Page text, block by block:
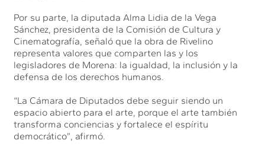
Por su parte, la diputada Alma Lidia de la Vega
Sánchez, presidenta de la Comisión de Cultura y
Cinematografía, señaló que la obra de Rivelino
representa valores que comparten las y los
legisladores de Morena: la igualdad, la inclusión y la
defensa de los derechos humanos.
“La Cámara de Diputados debe seguir siendo un
espacio abierto para el arte, porque el arte también
transforma conciencias y fortalece el espíritu
democrático”, afirmó.